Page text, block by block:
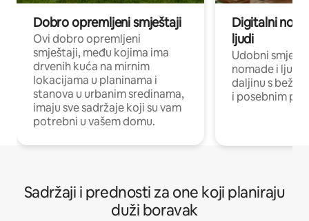
Dobro opremljeni smještaji
Ovi dobro opremljeni
smještaji, među kojima ima
drvenih kuća na mirnim
lokacijama u planinama i
stanova u urbanim sredinama,
imaju sve sadržaje koji su vam
potrebni u vašem domu.
Digitalni
ljudi
Udobni
nomade i ljude
daljinu s
i posebnim
Sadržaji i prednosti za one koji planiraju
duži boravak